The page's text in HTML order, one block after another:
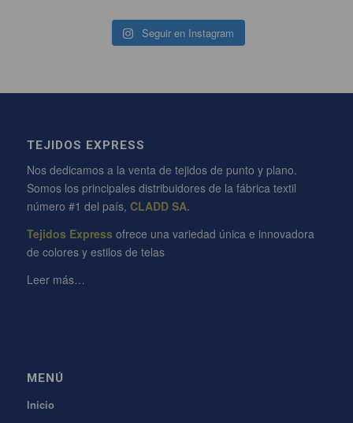
Seguir en Instagram
TEJIDOS EXPRESS
Nos dedicamos a la venta de tejidos de punto y plano.
Somos los principales distribuidores de la fábrica textil
número #1 del país, CLADD SA.
Tejidos Express ofrece una variedad única e innovadora
de colores y estilos de telas
Leer más…
MENÚ
Inicio